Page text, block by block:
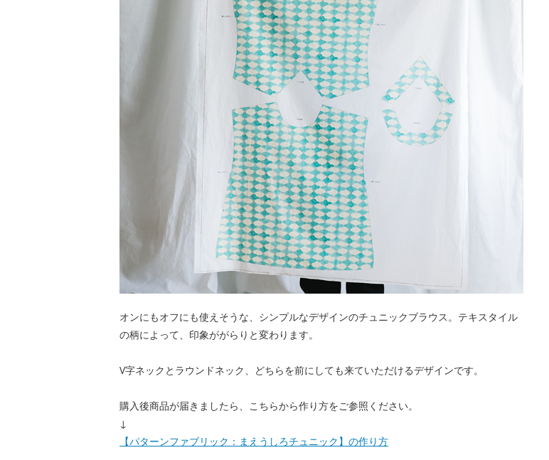
オンにもオフにも使えそうな、シンプルなデザインのチュニックブラウス。テキスタイル
の柄によって、印象ががらりと変わります。
V字ネックとラウンドネック、どちらを前にしても来ていただけるデザインです。
購入後商品が届きましたら、こちらから作り方をご参照ください。
↓
【パターンファブリック：まえうしろチュニック】の作り方